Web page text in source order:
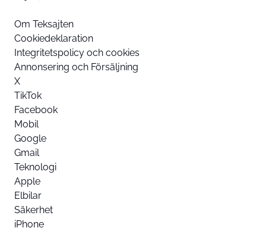
Om Teksajten
Cookiedeklaration
Integritetspolicy och cookies
Annonsering och Försäljning
X
TikTok
Facebook
Mobil
Google
Gmail
Teknologi
Apple
Elbilar
Säkerhet
iPhone